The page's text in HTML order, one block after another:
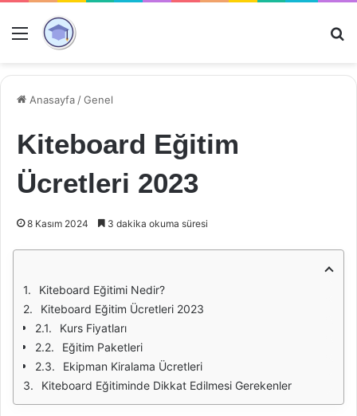
Menü
Anasayfa /Genel
Kiteboard Eğitim
Ücretleri 2023
8 Kasım 2024 3 dakika okuma süresi
Kiteboard Eğitimi Nedir?
Kiteboard Eğitim Ücretleri 2023
Kurs Fiyatları
Eğitim Paketleri
Ekipman Kiralama Ücretleri
Kiteboard Eğitiminde Dikkat Edilmesi Gerekenler